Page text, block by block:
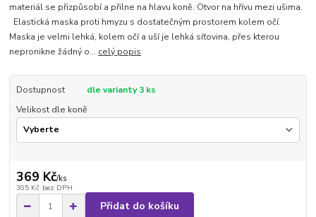
materiál se přizpůsobí a přilne na hlavu koně. Otvor na hřívu mezi ušima.
Elastická maska proti hmyzu s dostatečným prostorem kolem očí.
Maska je velmi lehká, kolem očí a uší je lehká síťovina, přes kterou
nepronikne žádný o... celý popis
Dostupnost
dle varianty 3 ks
Velikost dle koně
369 Kč/ks
305 Kč bez DPH
Přidat do košíku